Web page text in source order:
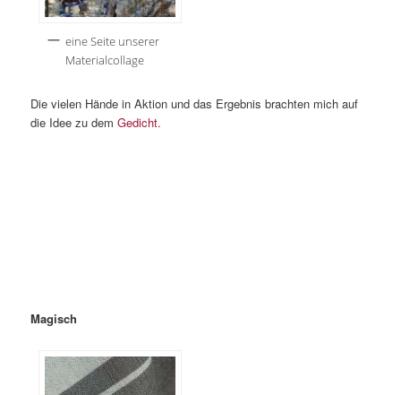
eine Seite unserer
Materialcollage
Die vielen Hände in Aktion und das Ergebnis brachten mich auf
die Idee zu demGedicht.
Magisch